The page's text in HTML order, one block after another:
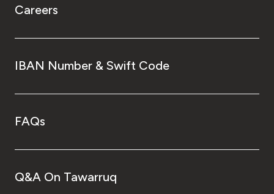
Careers
IBAN Number & Swift Code
FAQs
Q&A On Tawarruq